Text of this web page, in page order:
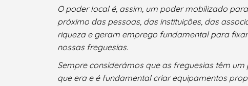
O poder local é, assim, um poder mobilizado
próximo das pessoas, das instituições, das
riqueza e geram emprego fundamental para
nossas freguesias.
Sempre considerámos que as freguesias têm
que era e é fundamental criar equipamentos